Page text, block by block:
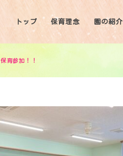
トップ 保育理念 園の紹介
保育参加！！